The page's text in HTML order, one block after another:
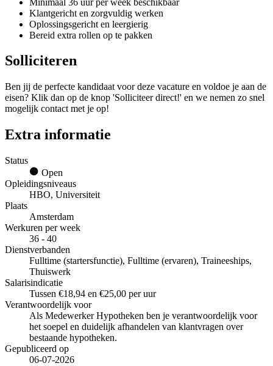
Klantgericht en zorgvuldig werken
Oplossingsgericht en leergierig
Bereid extra rollen op te pakken
Solliciteren
Ben jij de perfecte kandidaat voor deze vacature en voldoe je aan de
eisen? Klik dan op de knop 'Solliciteer direct!' en we nemen zo snel
mogelijk contact met je op!
Extra informatie
Status
Open
Opleidingsniveaus
HBO, Universiteit
Plaats
Amsterdam
Werkuren per week
36 - 40
Dienstverbanden
Fulltime (startersfunctie), Fulltime (ervaren), Traineeships,
Thuiswerk
Salarisindicatie
Tussen €18,94 en €25,00 per uur
Verantwoordelijk voor
Als Medewerker Hypotheken ben je verantwoordelijk voor
het soepel en duidelijk afhandelen van klantvragen over
bestaande hypotheken.
Gepubliceerd op
06-07-2026